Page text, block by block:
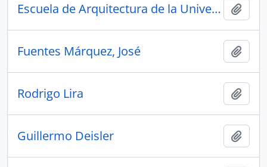
Escuela de Arquitectura de la Universidad Católica de Chile
Fuentes Márquez, José
Rodrigo Lira
Guillermo Deisler